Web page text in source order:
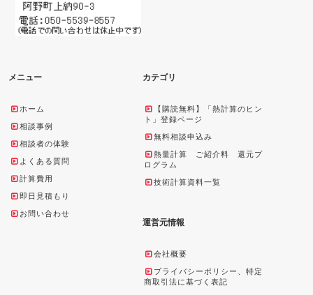
メニュー
ホーム
相談事例
相談者の体験
よくある質問
計算費用
即日見積もり
お問い合わせ
カテゴリ
【購読無料】「熱計算のヒン
ト」登録ページ
無料相談申込み
熱量計算 ご紹介料 還元プ
ログラム
技術計算資料一覧
運営元情報
会社概要
プライバシーポリシー、特定
商取引法に基づく表記